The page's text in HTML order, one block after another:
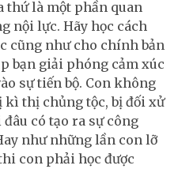
thứ là một phần quan
nội lực. Hãy học cách
cũng như cho chính bản
bạn giải phóng cảm xúc
sự tiến bộ. Con không
thị chủng tộc, bị đối xử
có tạo ra sự công
như những lần con lỡ
con phải học được